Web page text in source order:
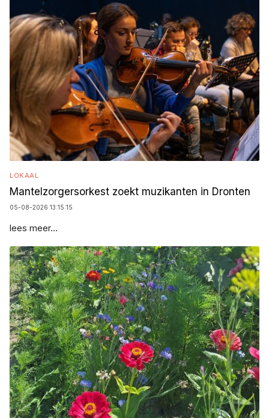
LOKAAL
Mantelzorgersorkest zoekt muzikanten in Dronten
05-08-2026 13:15:15
lees meer...